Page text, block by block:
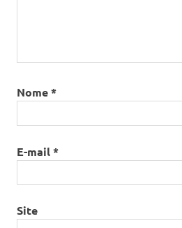
Nome*
E-mail*
Site